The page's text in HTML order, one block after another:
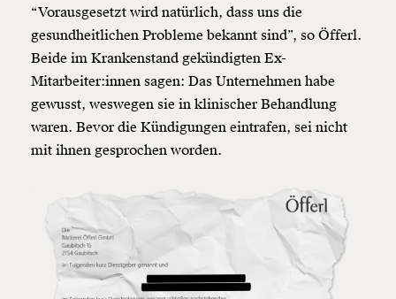
“Vorausgesetzt wird natürlich, dass uns die
gesundheitlichen Probleme bekannt sind”, so Öfferl.
Beide im Krankenstand gekündigten Ex-
Mitarbeiter:innen sagen: Das Unternehmen habe
gewusst, weswegen sie in klinischer Behandlung
waren. Bevor die Kündigungen eintrafen, sei nicht
mit ihnen gesprochen worden.